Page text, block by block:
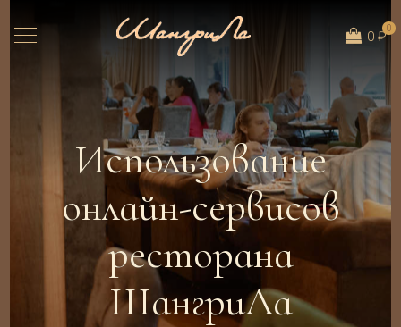
0
0 ₽
Использование
онлайн-сервисов
ресторана
ШангриЛа